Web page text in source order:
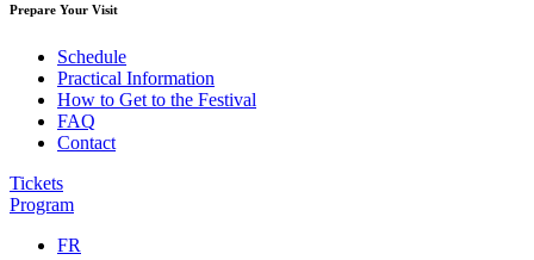
Prepare Your Visit
Schedule
Practical Information
How to Get to the Festival
FAQ
Contact
Tickets
Program
FR